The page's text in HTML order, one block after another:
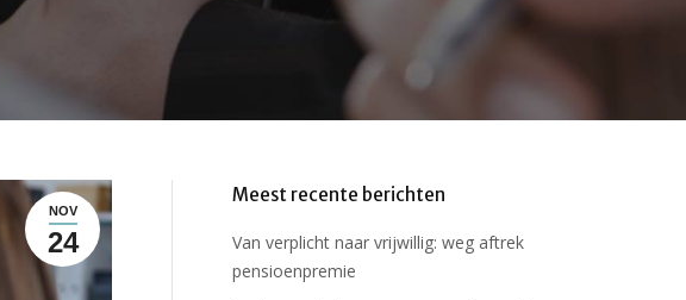
NOV
24
Meest recente berichten
Van verplicht naar vrijwillig: weg aftrek
pensioenpremie